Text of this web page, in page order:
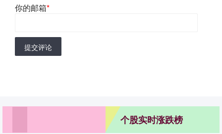
你的邮箱*
提交评论
个股实时涨跌榜